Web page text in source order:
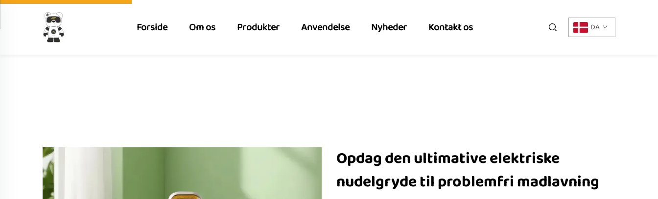
Forside Om os Produkter Anvendelse Nyheder Kontakt os DA
Opdag den ultimative elektriske
nudelgryde til problemfri madlavning